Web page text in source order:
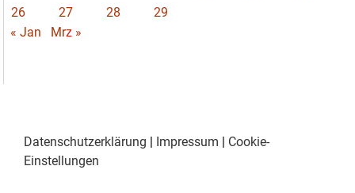
26
27 28
29
« Jan
Mrz »
Datenschutzerklärung | Impressum | Cookie-
Einstellungen